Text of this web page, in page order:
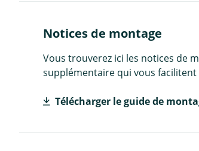
Notices de montage
Vous trouverez ici les notices de
supplémentaire qui vous
Télécharger le guide de